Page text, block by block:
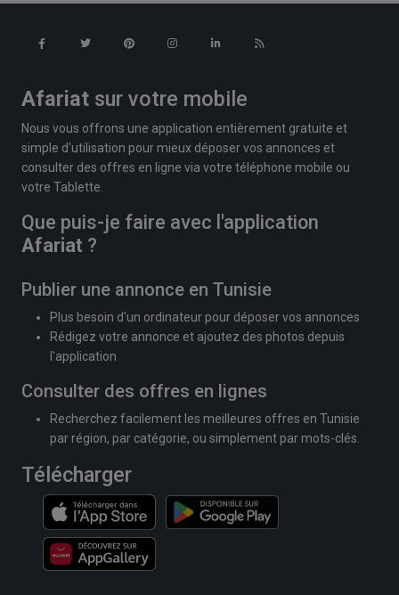
Afariat sur votre mobile
Nous vous offrons une application entièrement gratuite et
simple d'utilisation pour mieux déposer vos annonces et
consulter des offres en ligne via votre téléphone mobile ou
votre Tablette.
Que puis-je faire avec l'application
Afariat ?
Publier une annonce en Tunisie
Plus besoin d'un ordinateur pour déposer vos annonces
Rédigez votre annonce et ajoutez des photos depuis
l'application
Consulter des offres en lignes
Recherchez facilement les meilleures offres en Tunisie
par région, par catégorie, ou simplement par mots-clés.
Télécharger